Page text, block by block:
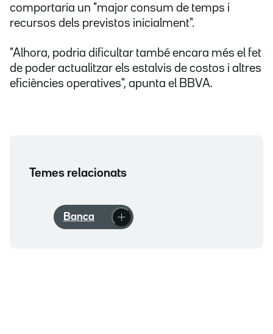
comportaria un "major consum de temps i
recursos dels previstos inicialment".
"Alhora, podria dificultar també encara més el fet
de poder actualitzar els estalvis de costos i altres
eficiències operatives", apunta el BBVA.
Temes relacionats
Banca